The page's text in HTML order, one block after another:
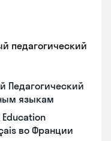
педагогический
Педагогический
языкам
во Франции